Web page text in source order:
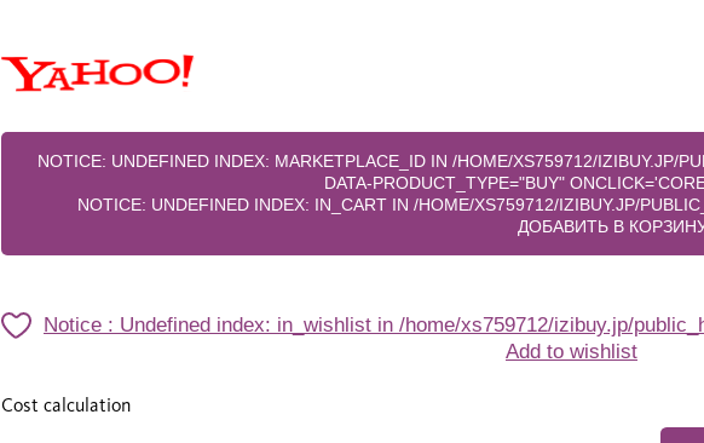
NOTICE : UNDEFINED INDEX: MARKETPLACE_ID IN /HOME/XS759712/IZIBUY.JP/
NOTICE : UNDEFINED INDEX: IN_CART IN /HOME/XS759712/IZIBUY.JP/
ДОБАВИТЬ В
Notice : Undefined index: in_wishlist in /home/xs759712/izibuy.jp/
Add to wishlist
Cost calculation